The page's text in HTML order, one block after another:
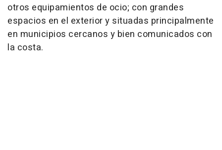
otros equipamientos de ocio; con grandes
espacios en el exterior y situadas principalmente
en municipios cercanos y bien comunicados con
la costa.